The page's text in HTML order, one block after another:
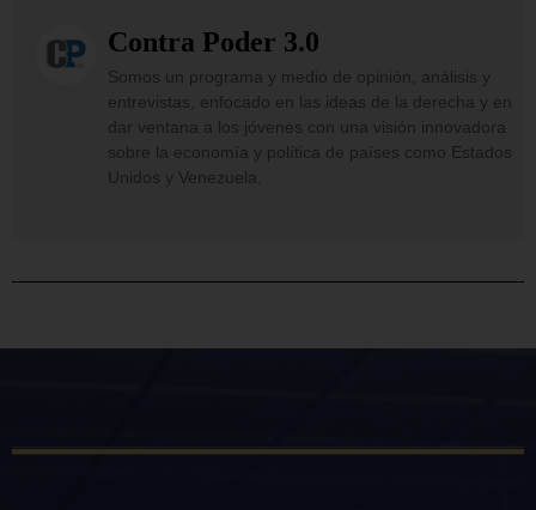
Contra Poder 3.0
Somos un programa y medio de opinión, análisis y
entrevistas, enfocado en las ideas de la derecha y en
dar ventana a los jóvenes con una visión innovadora
sobre la economía y política de países como Estados
Unidos y Venezuela.